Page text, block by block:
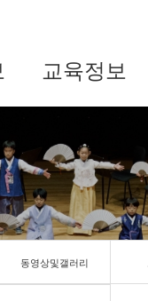
교육정보
동영상및갤러리